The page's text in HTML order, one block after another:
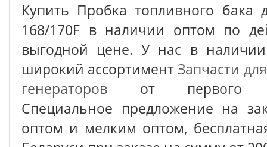
Купить Пробка топливного бака
168/170F в наличии оптом по
выгодной цене. У нас в
широкий ассортиментЗапчасти
генераторов от первого
Специальное предложение на
оптом и мелким оптом,